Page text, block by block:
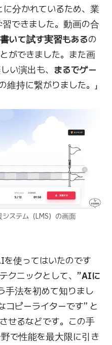
に分かれているため、業
できました。動画の合
いて試す実習もあるの
ができました。また画
い演出も、 まるでゲー
維持に繋がりました。」
ステム（LMS）の画面
を使ってはいたのです
クニックとして、 ”AIに
手法を初めて知りまし
コピーライターです” と
せるなどです。この手
で性能を最大限に引き